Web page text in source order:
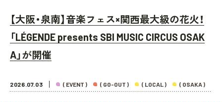
【大阪・泉南】音楽フェス×関西最大級の花火！
「LÉGENDE presents SBI MUSIC CIRCUS OSAK
A」が開催
2026.07.03 ( EVENT ) ( GO-OUT ) ( LOCAL ) ( OSAKA )